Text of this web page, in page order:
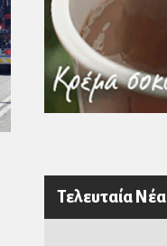
Τελευταία Νέα